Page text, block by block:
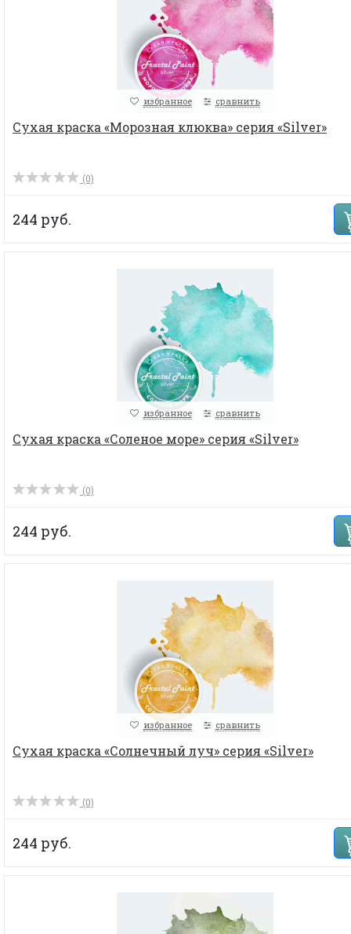
избранное сравнить
Сухая краска «Морозная клюква» серия «Silver»
(0)
244 руб.
избранное сравнить
Сухая краска «Соленое море» серия «Silver»
(0)
244 руб.
избранное сравнить
Сухая краска «Солнечный луч» серия «Silver»
(0)
244 руб.